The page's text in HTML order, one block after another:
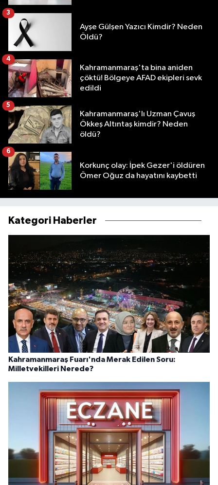
Ayşe Gülşen Yazıcı Kimdir? Neden
Öldü?
3
Kahramanmaraş'ta bina aniden
çöktü! Bölgeye AFAD ekipleri sevk
edildi
4
Kahramanmaraş'lı Uzman Çavuş
Ökkeş Altıntaş kimdir? Neden
öldü?
5
Korkunç olay: İpek Gezer'i öldüren
Ömer Oğuz da hayatını kaybetti
6
Kategori Haberler
Kahramanmaraş Fuarı'nda Merak Edilen Soru:
Milletvekilleri Nerede?